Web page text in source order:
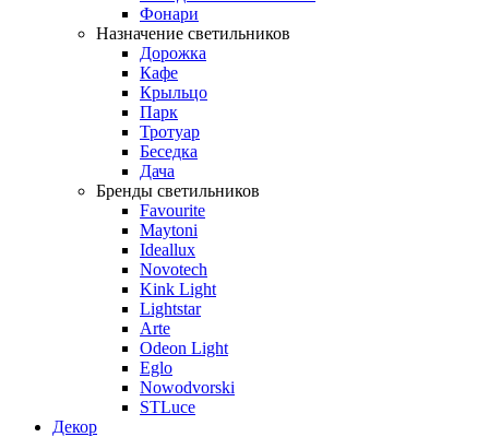
Фонари
Назначение светильников
Дорожка
Кафе
Крыльцо
Парк
Тротуар
Беседка
Дача
Бренды светильников
Favourite
Maytoni
Ideallux
Novotech
Kink Light
Lightstar
Arte
Odeon Light
Eglo
Nowodvorski
STLuce
Декор